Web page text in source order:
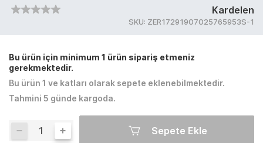
Kardelen
SKU: ZER17291907025765953S-1
Bu ürün için minimum 1 ürün sipariş etmeniz
gerekmektedir.
Bu ürün 1 ve katları olarak sepete eklenebilmektedir.
Tahmini 5 günde kargoda.
Sepete Ekle